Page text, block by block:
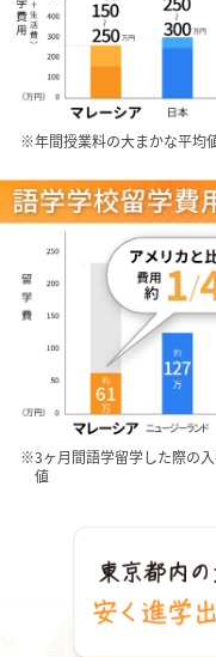
※年間授業料の大まかな平均
※3ヶ月間語学留学した際の
値